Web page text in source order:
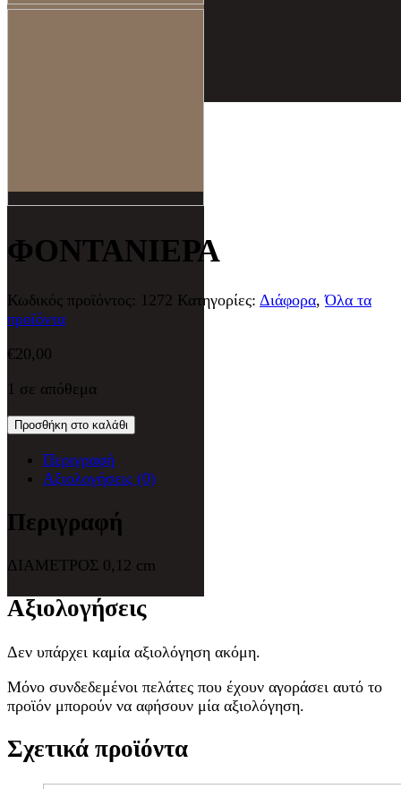
ΦΟΝΤΑΝΙΕΡΑ
Κωδικός προϊόντος: 1272 Κατηγορίες: Διάφορα,Όλα τα
προϊόντα
€20,00
1 σε απόθεμα
Προσθήκη στο καλάθι
Περιγραφή
Αξιολογήσεις (0)
Περιγραφή
ΔΙΑΜΕΤΡΟΣ 0,12 cm
Αξιολογήσεις
Δεν υπάρχει καμία αξιολόγηση ακόμη.
Μόνο συνδεδεμένοι πελάτες που έχουν αγοράσει αυτό το
προϊόν μπορούν να αφήσουν μία αξιολόγηση.
Σχετικά προϊόντα